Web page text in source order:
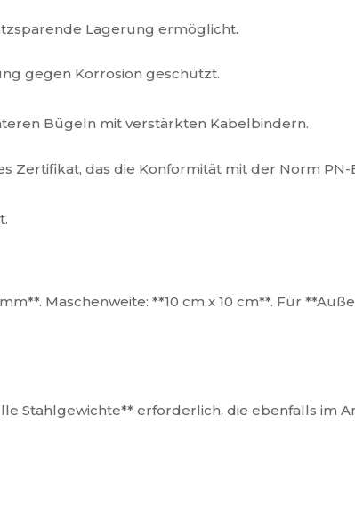
Lagerung ermöglicht.
gegen Korrosion geschützt.
Bügeln mit verstärkten Kabelbindern.
das die Konformität mit der Norm PN-
Maschenweite: **10 cm x 10 cm**. Für
Stahlgewichte** erforderlich, die ebenfalls im